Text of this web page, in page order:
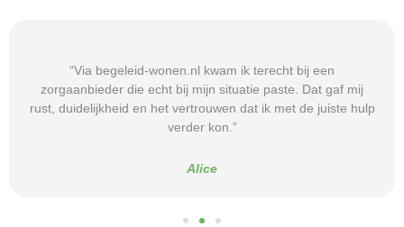
“Via begeleid-wonen.nl kwam ik terecht bij een
zorgaanbieder die echt bij mijn situatie paste. Dat gaf mij
rust, duidelijkheid en het vertrouwen dat ik met de juiste hulp
verder kon.”
Alice